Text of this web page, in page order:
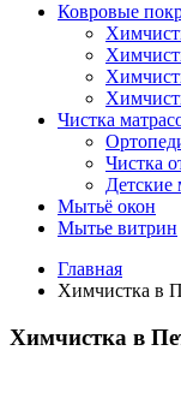
Ковровые
Чистка
Чистка
Детские
Мытьё окон
Мытье витрин
Главная
Химчистка в
Химчистка в